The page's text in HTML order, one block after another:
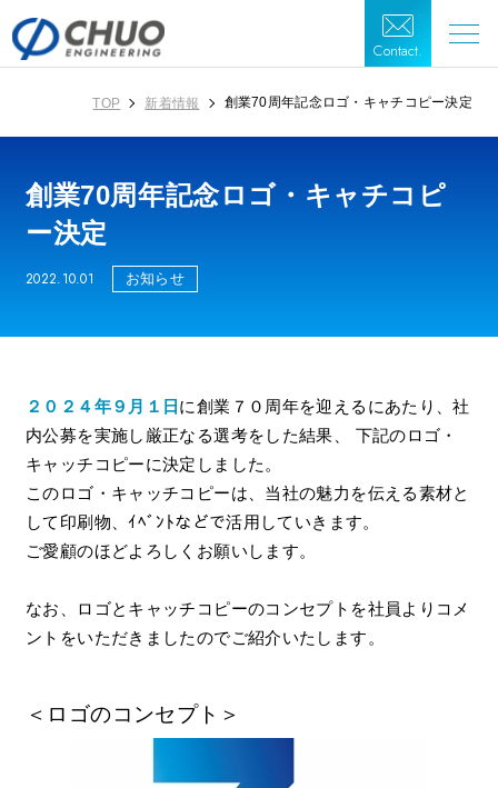
Contact.
TOP 新着情報 創業70周年記念ロゴ・キャチコピー決定
創業70周年記念ロゴ・キャチコピ
ー決定
2022.10.01 お知らせ
２０２４年９月１日 に創業７０周年を迎えるにあたり、社
内公募を実施し厳正なる選考をした結果、 下記のロゴ・
キャッチコピーに決定しました。
このロゴ・キャッチコピーは、当社の魅力を伝える素材と
して印刷物、ｲﾍﾞﾝﾄなどで活用していきます。
ご愛顧のほどよろしくお願いします。
なお、ロゴとキャッチコピーのコンセプトを社員よりコメ
ントをいただきましたのでご紹介いたします。
＜ロゴのコンセプト＞